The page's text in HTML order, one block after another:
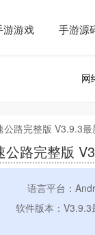
游游戏 手游源
网
公路完整版 V3.9.3最
公路完整版
语言平台：
软件版本：V3.9.3